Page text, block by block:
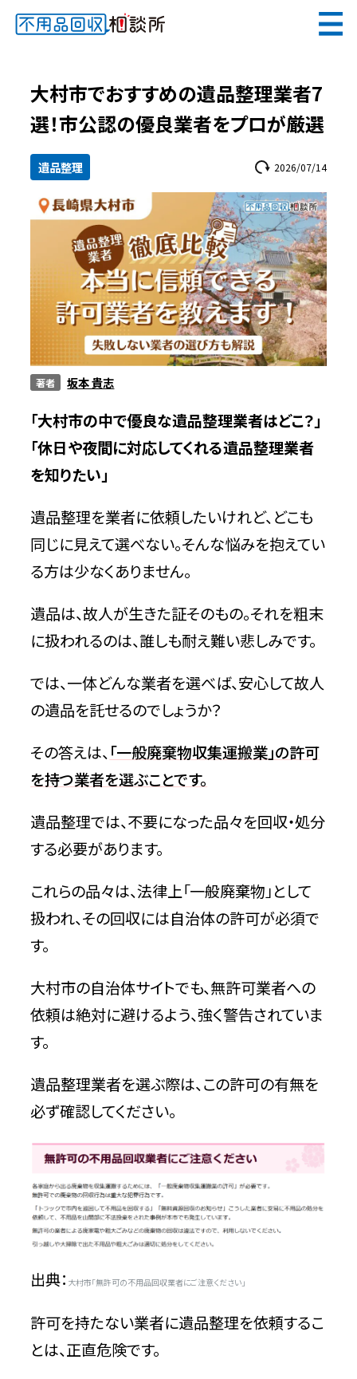
メールでのご相談は24時間受付中
不用品回収相談所TOP
当社について
料金
対応エリア
よくある質問
大村市でおすすめの遺品整理業者7
選！市公認の優良業者をプロが厳選
遺品整理 2026/07/14
著者 坂本 貴志
「大村市の中で優良な遺品整理業者はどこ？」
「休日や夜間に対応してくれる遺品整理業者
を知りたい」
遺品整理を業者に依頼したいけれど、どこも
同じに見えて選べない。そんな悩みを抱えてい
る方は少なくありません。
遺品は、故人が生きた証そのもの。それを粗末
に扱われるのは、誰しも耐え難い悲しみです。
では、一体どんな業者を選べば、安心して故人
の遺品を託せるのでしょうか？
その答えは、「一般廃棄物収集運搬業」の許可
を持つ業者を選ぶことです。
遺品整理では、不要になった品々を回収・処分
する必要があります。
これらの品々は、法律上「一般廃棄物」として
扱われ、その回収には自治体の許可が必須で
す。
大村市の自治体サイトでも、無許可業者への
依頼は絶対に避けるよう、強く警告されていま
す。
遺品整理業者を選ぶ際は、この許可の有無を
必ず確認してください。
出典： 大村市「無許可の不用品回収業者にご注意ください」
許可を持たない業者に遺品整理を依頼するこ
とは、正直危険です。